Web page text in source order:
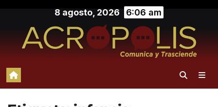
contenido
8 agosto, 2026 6:06 am